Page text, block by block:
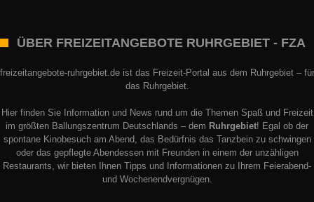
ÜBER FREIZEITANGEBOTE RUHRGEBIET - FZA
freizeitangebote-ruhrgebiet.de ist das Freizeit-Portal aus dem Ruhrgebiet – für
das Ruhrgebiet.
Hier finden Sie Information und News rund um die Themen Spaß und Freizeit
im größten Ballungszentrum Deutschlands – dem Ruhrgebiet! Egal ob der
spontane Kinobesuch am Abend, das Bedürfnis das Tanzbein zu schwingen
oder das gepflegte Abendessen mit Freunden in einem der unzähligen
Restaurants, wir bieten Ihnen Tipps und Informationen zu Ihrem Feierabend-
und Wochenendvergnügen.